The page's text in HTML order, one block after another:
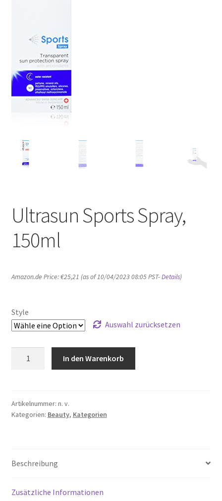
Ultrasun Sports Spray,
150ml
Amazon.de Price:€25,21 (as of 10/04/2023 08:05 PST-Details)
Style
Auswahl zurücksetzen
Menge
In den Warenkorb
Artikelnummer: n. v.
Kategorien: Beauty, Kategorien
Beschreibung
Zusätzliche Informationen